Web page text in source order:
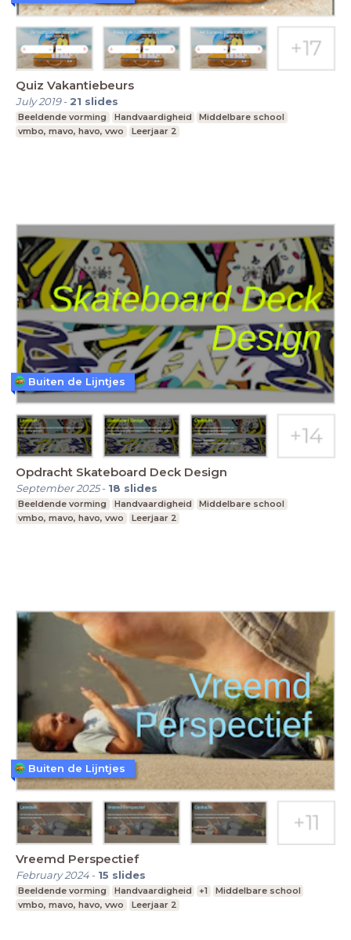
Quiz Vakantiebeurs
July 2019- 21 slides
Beeldende vorming Handvaardigheid
Middelbare school
vmbo, mavo, havo, vwo
Leerjaar 2
Opdracht Skateboard Deck Design
September 2025- 18 slides
Beeldende vorming Handvaardigheid
Middelbare school
vmbo, mavo, havo, vwo
Leerjaar 2
Buiten de Lijntjes
Vreemd Perspectief
February 2024- 15 slides
Beeldende vorming Handvaardigheid +1
Middelbare school
vmbo, mavo, havo, vwo
Leerjaar 2
Buiten de Lijntjes